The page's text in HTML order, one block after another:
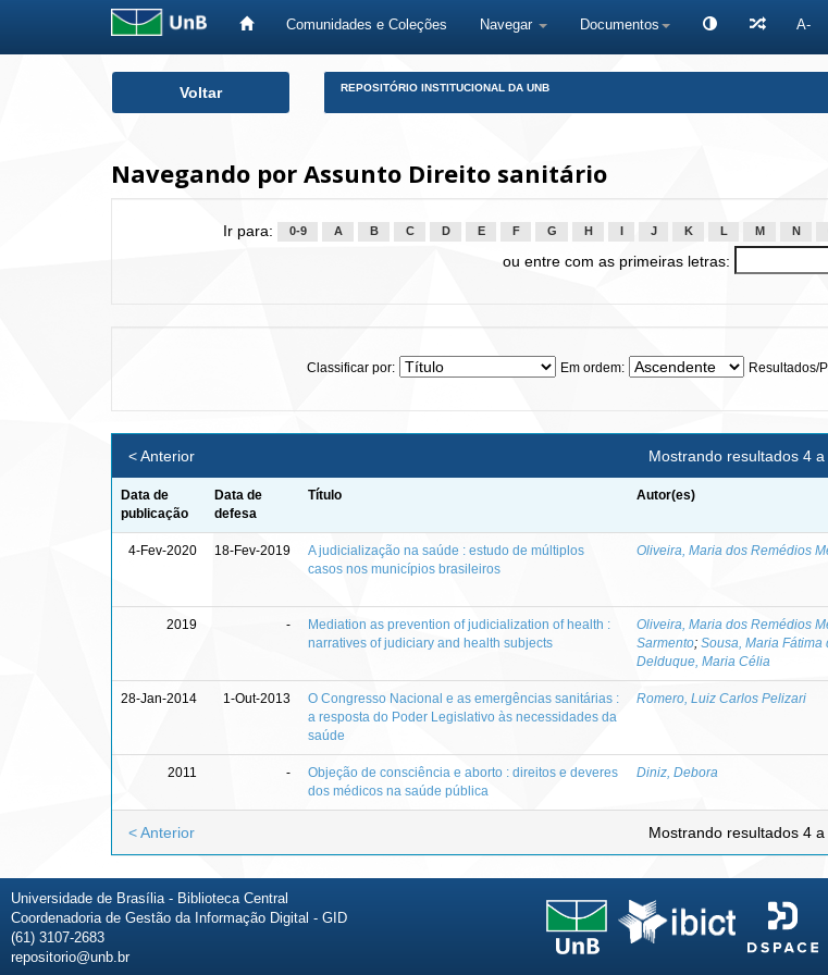
Comunidades e Coleções Navegar Documentos A-
Voltar REPOSITÓRIO INSTITUCIONAL DA UNB
Navegando por Assunto Direito sanitário
Ir para: 0-9 A B C D E F G H J K L M N
ou entre com as primeiras letras:
Classificar por: Em ordem: Resultados/
Mostrando resultados 4 a
< Anterior
Data de
publicação
Data de
defesa
Título Autor(es)
4-Fev-2020 18-Fev-2019
A judicialização na saúde : estudo de múltiplos
casos nos municípios brasileiros
Oliveira, Maria dos Remédios
2019 -
Mediation as prevention of judicialization of health :
narratives of judiciary and health subjects
Oliveira, Maria dos Remédios
Sarmento; Sousa, Maria Fátima
Delduque, Maria Célia
28-Jan-2014 1-Out-2013
O Congresso Nacional e as emergências sanitárias :
a resposta do Poder Legislativo às necessidades da
saúde
Romero, Luiz Carlos Pelizari
2011 -
Objeção de consciência e aborto : direitos e deveres
dos médicos na saúde pública
Diniz, Debora
Mostrando resultados 4 a
< Anterior
Universidade de Brasília - Biblioteca Central
Coordenadoria de Gestão da Informação Digital - GID
(61) 3107-2683
repositorio@unb.br